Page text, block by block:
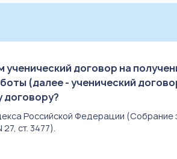
договор на
(далее - ученический
договору?
Российской Федерации (Собрание
ст. 3477).